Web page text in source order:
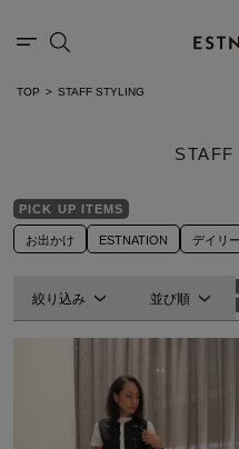
TOP STAFF STYLING
PICK UP ITEMS
お出かけ ESTNATION デイリ
絞り込み 並び順